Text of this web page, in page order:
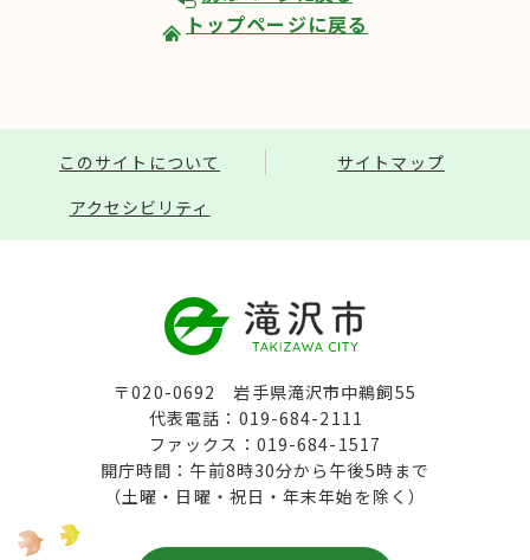
トップページに戻る
このサイトについて
サイトマップ
アクセシビリティ
〒020-0692 岩手県滝沢市中鵜飼55
代表電話：019-684-2111
ファックス：019-684-1517
開庁時間：午前8時30分から午後5時まで
（土曜・日曜・祝日・年末年始を除く）